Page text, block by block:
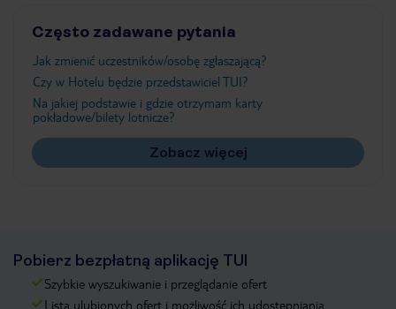
Często zadawane pytania
Jak zmienić uczestników/osobę zgłaszającą?
Czy w Hotelu będzie przedstawiciel TUI?
Na jakiej podstawie i gdzie otrzymam karty
pokładowe/bilety lotnicze?
Zobacz więcej
Pobierz bezpłatną aplikację TUI
Szybkie wyszukiwanie i przeglądanie ofert
Lista ulubionych ofert i możliwość ich udostępniania